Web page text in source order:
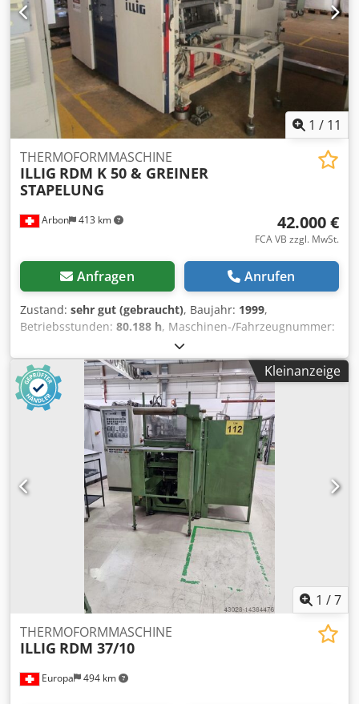
0,5mm Die Maschine ist vollausgestattet und
anschlussfertig vorbereitet für eine automatische
Beschickung. Funktion für Ober- und Unterwerkzeug,
wassergekühlte Formen. Cjdpfxeznbp Te Alcsrf Intelligente
Steuerung durch bereits gespeicherte Materialparameter.
Im Preis enthalten ist eine Horizontalsäge GEISS
Horizontalbandsäge HBS 1000
1 / 11
Arbon 413 km
THERMOFORMMASCHINE
ILLIG RDM K 50 & GREINER
STAPELUNG
42.000 €
FCA VB zzgl. MwSt.
Anfragen Anrufen
Zustand: sehr gut (gebraucht), Baujahr: 1999,
Betriebsstunden: 80.188 h, Maschinen-/Fahrzeugnummer:
, Max. Folienbreite 700-800 mm Ausrüstung / weitere
Angaben: -GREINER STAPELUNG / Übergabegerät R3 (Ref.
Nr.: 95002.24) // M. Nr.: 00020 // Bj.: 1998 PREIS GREINER
STAPELUNG: € 6.500.- / LOT SCHWEIZ Cjdpfxeq Nn Hcj
Alcjrf Heizung von oben und unten Material PS und PP
wurden verarbeitet 450 Ps // 350 Pp Folgende Werkzeuge
sind auf der Maschine gelaufen: 8-fach-WZ-Ø95 und 15-
fach-WZ-Ø73 und 15-fach-WZ-Ø86 Es sind besonders
Verpackungen für die Molkereiindustrie produziert
worden. Die Zyklen liegen bei 18-25 Takten – je nach
Bechergewicht.
Kleinanzeige
1 /7
Europa 494 km
THERMOFORMMASCHINE
ILLIG RDM 37/10